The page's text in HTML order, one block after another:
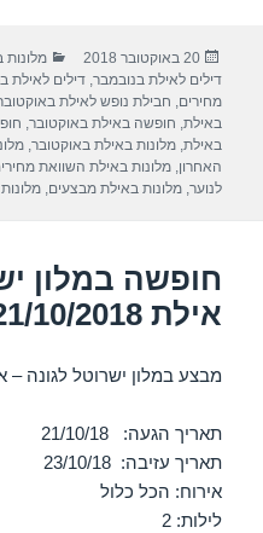
e
b
o
o
s
A
p
p
פורסם
בתאריך
20 באוקטובר 2018 מלונות
דילים לאילת בנובמבר ,דילים לאילת
מחירים חבילת נופש לאילת
באילת חופשה באילת באוקטובר
באילת ,מלונות באילת באוקטובר ,
האחרון ,מלונות באילת השוואת
לנוער ,מלונות באילת מבצעים ,
חופשה במלון
אילת 21/10/2018
מבצע במלון ישרוטל לגונה –
תאריך הגעה: 21/10/18
תאריך עזיבה: 23/10/18
אירוח: הכל כלול
לילות: 2